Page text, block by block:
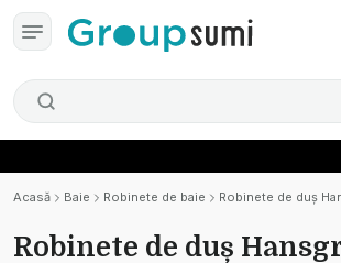
Acasă Baie Robinete de baie Robinete de duș
Robinete de duș